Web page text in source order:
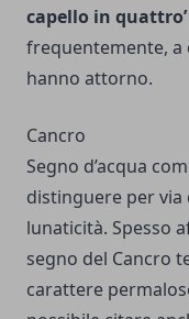
capello in quattro’
frequentemente, a
hanno attorno.
Cancro
Segno d’acqua
distinguere per
lunaticità. Spesso
segno del Cancro
carattere